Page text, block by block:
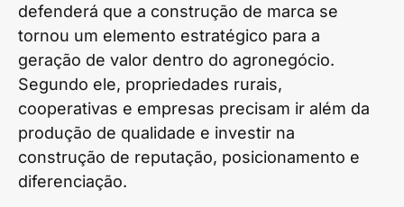
defenderá que a construção de marca se
tornou um elemento estratégico para a
geração de valor dentro do agronegócio.
Segundo ele, propriedades rurais,
cooperativas e empresas precisam ir além da
produção de qualidade e investir na
construção de reputação, posicionamento e
diferenciação.